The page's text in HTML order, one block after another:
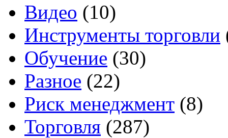
Видео (10)
Инструменты торговли
Обучение (30)
Разное (22)
Риск менеджмент (8)
Торговля (287)